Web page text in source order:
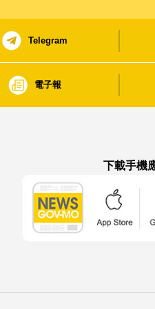
Telegram
電子報
下載手機